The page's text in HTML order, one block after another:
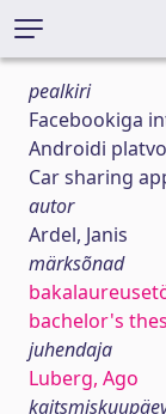
pealkiri
Facebookiga
Androidi
Car sharing
autor
Ardel, Janis
märksõnad
bachelor's
juhendaja
Luberg, Ago